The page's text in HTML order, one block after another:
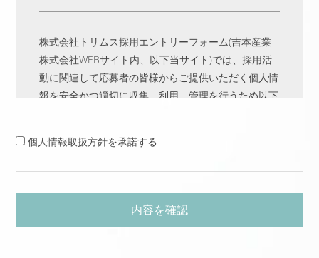
株式会社トリムス採用エントリーフォーム(吉本産業
株式会社WEBサイト内、以下当サイト)では、採用活
動に関連して応募者の皆様からご提供いただく個人情
報を安全かつ適切に収集、利用、管理を行うため以下
ご応募の際に開示していただく個人情報に
ム、採用時にご提出いただいた履歴書、職務経歴書な
個人情報取扱方針を承諾する